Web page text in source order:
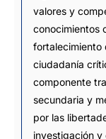
valores y
conocimientos
fortalecimiento
ciudadanía
componente
secundaria y
por las
investigación